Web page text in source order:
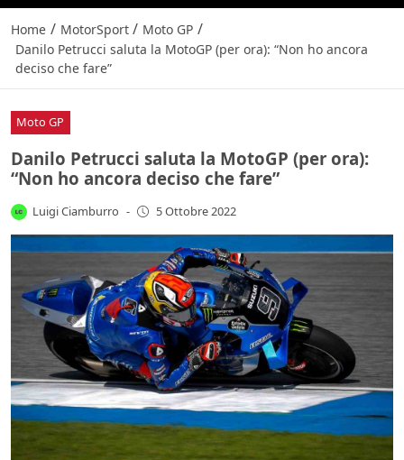
Home / MotorSport / Moto GP /
Danilo Petrucci saluta la MotoGP (per ora): “Non ho ancora
deciso che fare”
Moto GP
Danilo Petrucci saluta la MotoGP (per ora):
“Non ho ancora deciso che fare”
Luigi Ciamburro - 5 Ottobre 2022